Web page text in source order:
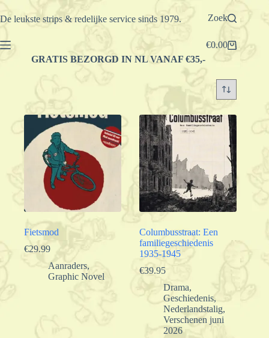
Ga
naar
De leukste strips & redelijke service sinds 1979. Zoek
Winkelwagen
€0.00
GRATIS BEZORGD IN NL VANAF €35,-
Fietsmod
€29.99
Aanraders,
Graphic Novel
Columbusstraat: Een
familiegeschiedenis
1935-1945
€39.95
Drama,
Geschiedenis,
Nederlandstalig,
Verschenen juni
2026